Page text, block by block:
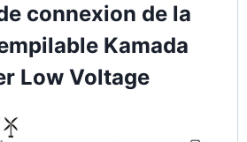
connexion de la
Kamada
Low Voltage